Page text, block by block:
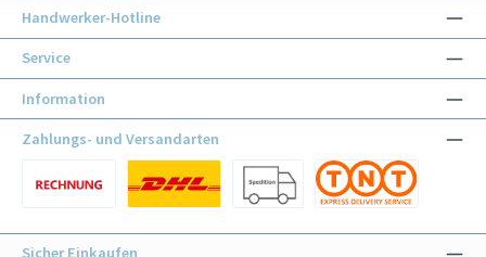
Handwerker-Hotline
Service
Information
Zahlungs- und Versandarten
Sicher Einkaufen